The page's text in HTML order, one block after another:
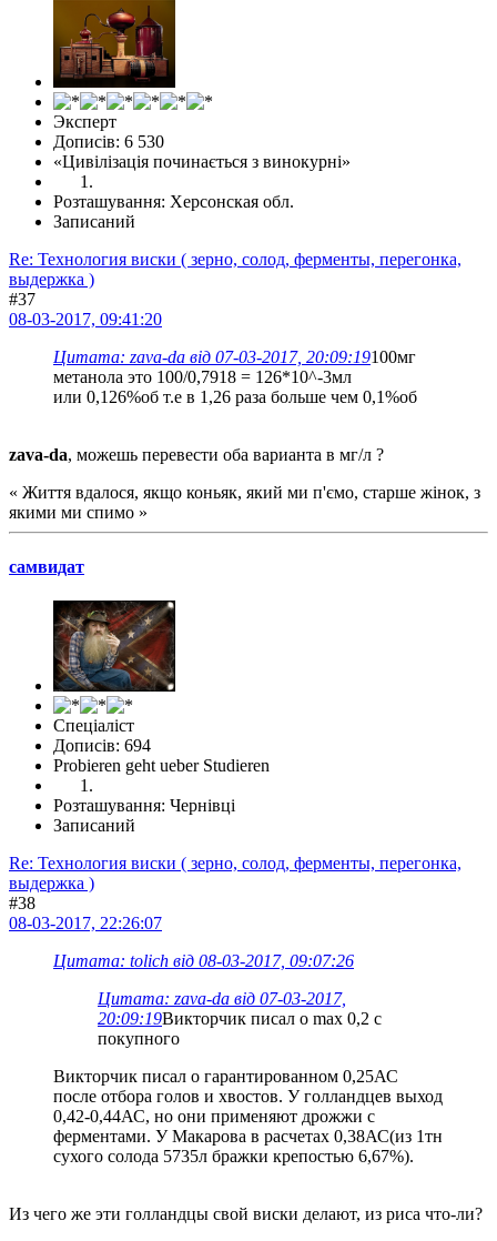
Эксперт
Дописів: 6 530
«Цивілізація починається з винокурні»
Розташування: Херсонская обл.
Записаний
Re: Технология виски ( зерно, солод, ферменты, перегонка,
выдержка )
#37
08-03-2017, 09:41:20
Цитата: zava-da від 07-03-2017, 20:09:19100мг
метанола это 100/0,7918 = 126*10^-3мл
или 0,126%об т.е в 1,26 раза больше чем 0,1%об
zava-da, можешь перевести оба варианта в мг/л ?
« Життя вдалося, якщо коньяк, який ми п'ємо, старше жінок, з
якими ми спимо »
самвидат
Спеціаліст
Дописів: 694
Probieren geht ueber Studieren
Розташування: Чернівці
Записаний
Re: Технология виски ( зерно, солод, ферменты, перегонка,
выдержка )
#38
08-03-2017, 22:26:07
Цитата: tolich від 08-03-2017, 09:07:26
Цитата: zava-da від 07-03-2017,
20:09:19Викторчик писал о max 0,2 с
покупного
Викторчик писал о гарантированном 0,25АС
после отбора голов и хвостов. У голландцев выход
0,42-0,44АС, но они применяют дрожжи с
ферментами. У Макарова в расчетах 0,38АС(из 1тн
сухого солода 5735л бражки крепостью 6,67%).
Из чего же эти голландцы свой виски делают, из риса что-ли?